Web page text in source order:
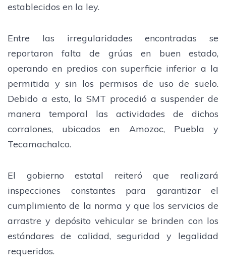
establecidos en la ley.
Entre las irregularidades encontradas se
reportaron falta de grúas en buen estado,
operando en predios con superficie inferior a la
permitida y sin los permisos de uso de suelo.
Debido a esto, la SMT procedió a suspender de
manera temporal las actividades de dichos
corralones, ubicados en Amozoc, Puebla y
Tecamachalco.
El gobierno estatal reiteró que realizará
inspecciones constantes para garantizar el
cumplimiento de la norma y que los servicios de
arrastre y depósito vehicular se brinden con los
estándares de calidad, seguridad y legalidad
requeridos.